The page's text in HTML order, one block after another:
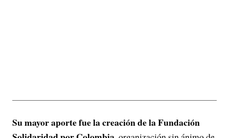
Su mayor aporte fue la creación de la Fundación